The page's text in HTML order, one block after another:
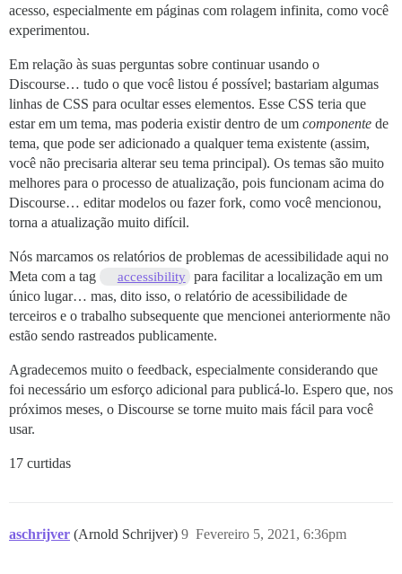
acesso, especialmente em páginas com rolagem infinita, como você
experimentou.
Em relação às suas perguntas sobre continuar usando o
Discourse… tudo o que você listou é possível; bastariam algumas
linhas de CSS para ocultar esses elementos. Esse CSS teria que
estar em um tema, mas poderia existir dentro de um componente de
tema, que pode ser adicionado a qualquer tema existente (assim,
você não precisaria alterar seu tema principal). Os temas são muito
melhores para o processo de atualização, pois funcionam acima do
Discourse… editar modelos ou fazer fork, como você mencionou,
torna a atualização muito difícil.
Nós marcamos os relatórios de problemas de acessibilidade aqui no
Meta com a tag
accessibility para facilitar a localização em um
único lugar… mas, dito isso, o relatório de acessibilidade de
terceiros e o trabalho subsequente que mencionei anteriormente não
estão sendo rastreados publicamente.
Agradecemos muito o feedback, especialmente considerando que
foi necessário um esforço adicional para publicá-lo. Espero que, nos
próximos meses, o Discourse se torne muito mais fácil para você
usar.
17 curtidas
aschrijver (Arnold Schrijver) Fevereiro 5, 2021, 6:36pm
9